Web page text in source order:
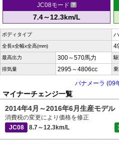
JC08モード
7.4～12.3km/L
ボディタイプ
全長x全幅x全高(mm)
最高出力 300～570馬力
排気量 2995～4806cc
パナメーラ (09
マイナーチェンジ一覧
2014年4月～2016年6月生産モデル
消費税の変更により価格を修正
JC08
8.7～12.3km/L